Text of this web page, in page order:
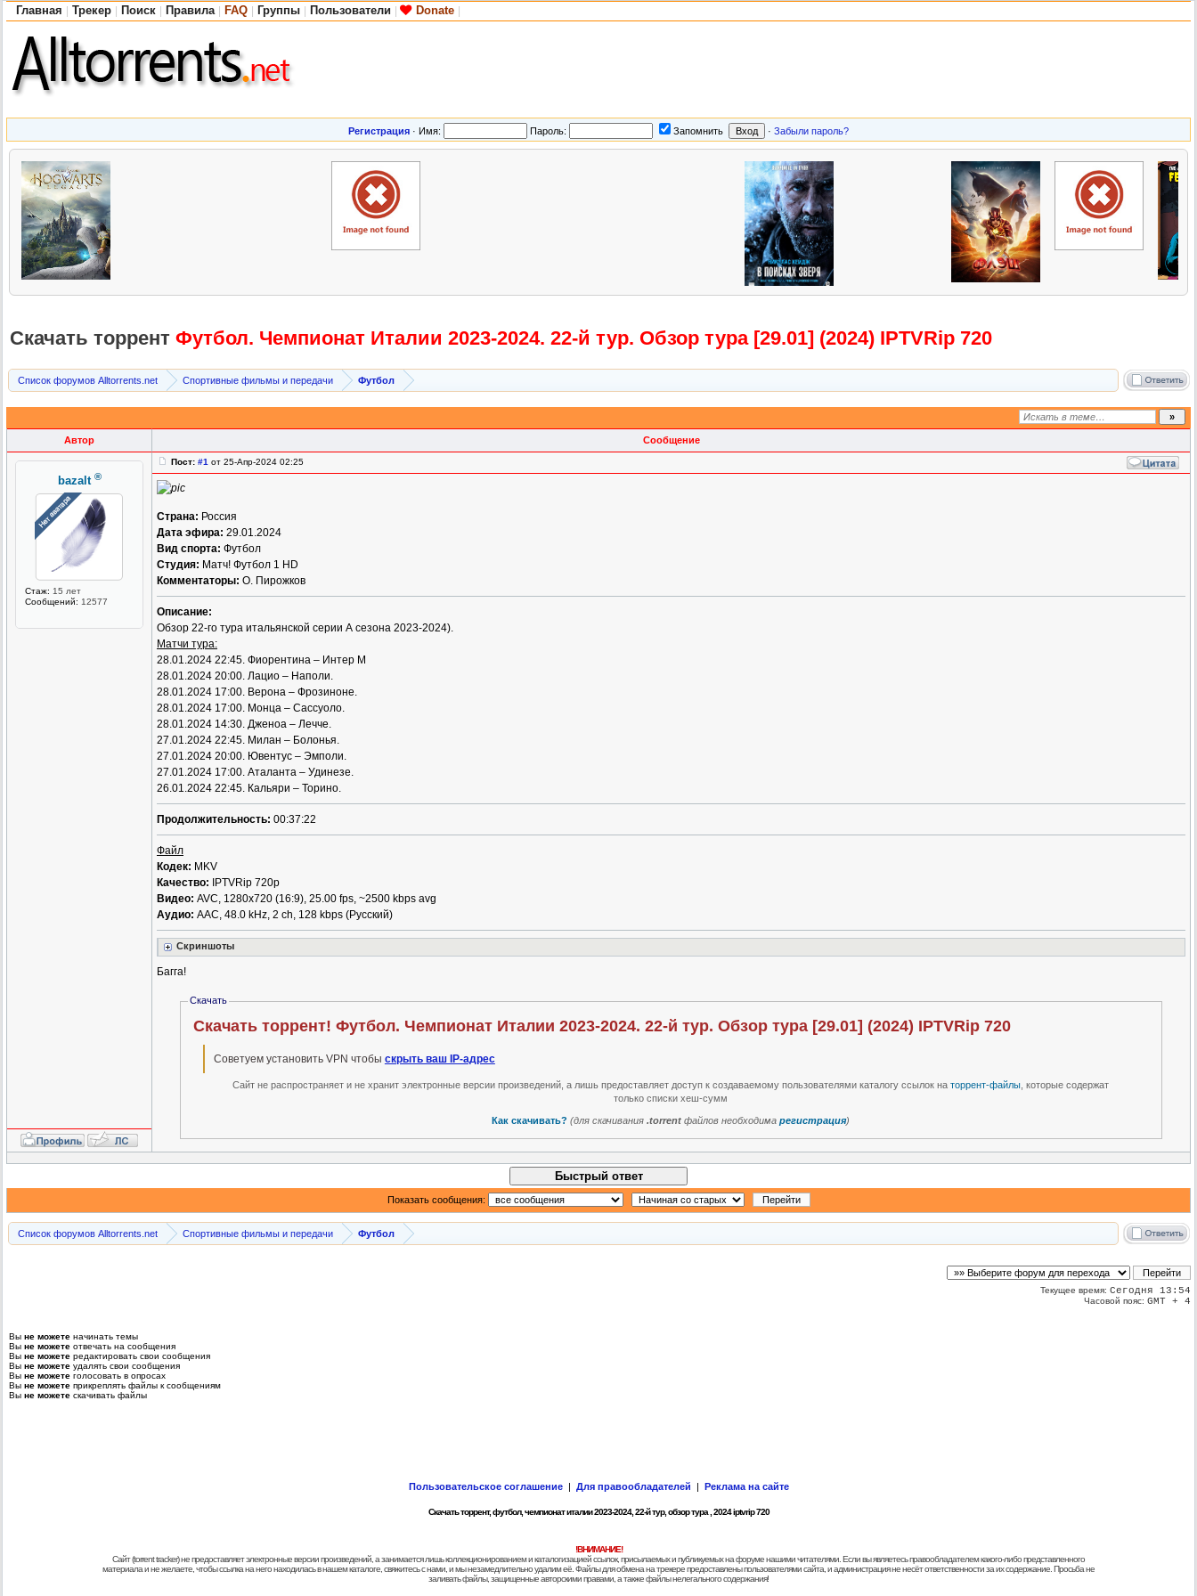
Главная Трекер Поиск Правила FAQ Группы Пользователи Donate
Регистрация · Имя: Пароль: Запомнить · Забыли пароль?
Скачать торрент Футбол. Чемпионат Италии 2023-2024. 22-й тур. Обзор тура [29.01] (2024) IPTVRip 720
Список форумов Alltorrents.net Спортивные фильмы и передачи Футбол
Автор Сообщение
bazalt ®
Стаж: 15 лет
Сообщений: 12577
Пост: #1 от 25-Апр-2024 02:25
Страна: Россия
Дата эфира: 29.01.2024
Вид спорта: Футбол
Студия: Матч! Футбол 1 HD
Комментаторы: О. Пирожков
Описание:
Обзор 22-го тура итальянской серии А сезона 2023-2024).
Матчи тура:
28.01.2024 22:45. Фиорентина – Интер М
28.01.2024 20:00. Лацио – Наполи.
28.01.2024 17:00. Верона – Фрозиноне.
28.01.2024 17:00. Монца – Сассуоло.
28.01.2024 14:30. Дженоа – Лечче.
27.01.2024 22:45. Милан – Болонья.
27.01.2024 20:00. Ювентус – Эмполи.
27.01.2024 17:00. Аталанта – Удинезе.
26.01.2024 22:45. Кальяри – Торино.
Продолжительность: 00:37:22
Файл
Кодек: MKV
Качество: IPTVRip 720p
Видео: AVC, 1280x720 (16:9), 25.00 fps, ~2500 kbps avg
Аудио: ААС, 48.0 kHz, 2 ch, 128 kbps (Русский)
Скриншоты
Багга!
Скачать
Скачать торрент! Футбол. Чемпионат Италии 2023-2024. 22-й тур. Обзор тура [29.01] (2024) IPTVRip 720
Советуем установить VPN чтобы скрыть ваш IP-адрес
Сайт не распространяет и не хранит электронные версии произведений, а лишь предоставляет доступ к создаваемому пользователями каталогу ссылок наторрент-файлы , которые содержат
только списки хеш-сумм
Как скачивать? (для скачивания.torrent файлов необходимарегистрация)
Быстрый ответ
Показать сообщения:
Список форумов Alltorrents.net Спортивные фильмы и передачи Футбол
Текущее время: Сегодня 13:54
Часовой пояс: GMT + 4
Вы не можете начинать темы
Вы не можете отвечать на сообщения
Вы не можете редактировать свои сообщения
Вы не можете удалять свои сообщения
Вы не можете голосовать в опросах
Вы не можете прикреплять файлы к сообщениям
Вы не можете скачивать файлы
Пользовательское соглашение | Для правообладателей | Реклама на сайте
Скачать торрент, футбол, чемпионат италии 2023-2024, 22-й тур, обзор тура , 2024 iptvrip 720
!ВНИМАНИЕ!
Сайт (torrent tracker) не предоставляет электронные версии произведений, а занимается лишь коллекционированием и каталогизацией ссылок, присылаемых и публикуемых на форуме нашими читателями. Если вы являетесь правообладателем какого-либо представленного
материала и не желаете, чтобы ссылка на него находилась в нашем каталоге, свяжитесь с нами, и мы незамедлительно удалим её. Файлы для обмена на трекере предоставлены пользователями сайта, и администрация не несёт ответственности за их содержание. Просьба не
заливать файлы, защищенные авторскими правами, а также файлы нелегального содержания!